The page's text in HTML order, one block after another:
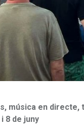
música en
8 de juny